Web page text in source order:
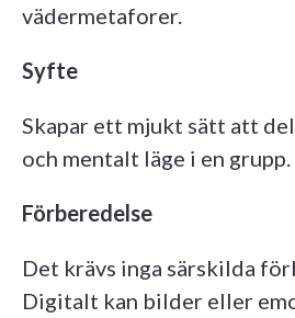
vädermetaforer.
Syfte
Skapar ett mjukt sätt att
och mentalt läge i en grupp.
Förberedelse
Det krävs inga särskilda
Digitalt kan bilder eller